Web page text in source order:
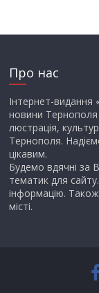
Про нас
Інтернет-видання
новини Тернополя
люстрація,
Тернополя.
цікавим.
Будемо вдячні за
тематик для
інформацію.
місті.